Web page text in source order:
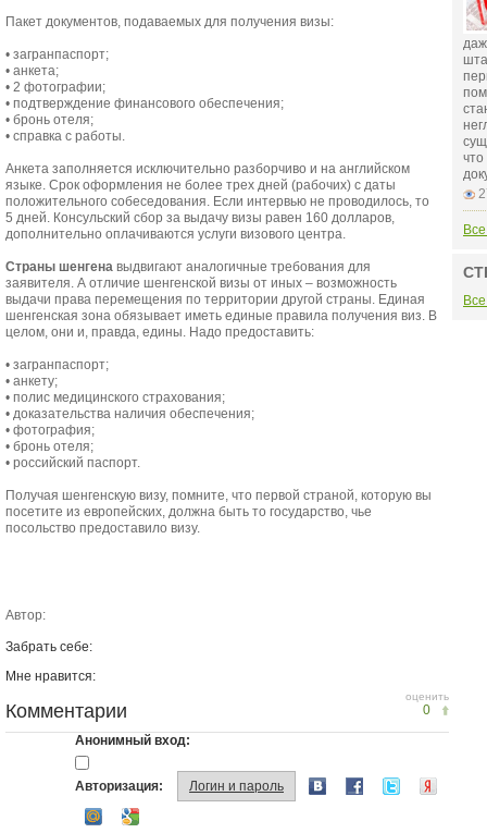
Пакет документов, подаваемых для получения визы:
• загранпаспорт;
• анкета;
• 2 фотографии;
• подтверждение финансового обеспечения;
• бронь отеля;
• справка с работы.
Анкета заполняется исключительно разборчиво и на английском
языке. Срок оформления не более трех дней (рабочих) с даты
положительного собеседования. Если интервью не проводилось, то
5 дней. Консульский сбор за выдачу визы равен 160 долларов,
дополнительно оплачиваются услуги визового центра.
Страны шенгена выдвигают аналогичные требования для
заявителя. А отличие шенгенской визы от иных – возможность
выдачи права перемещения по территории другой страны. Единая
шенгенская зона обязывает иметь единые правила получения виз. В
целом, они и, правда, едины. Надо предоставить:
• загранпаспорт;
• анкету;
• полис медицинского страхования;
• доказательства наличия обеспечения;
• фотография;
• бронь отеля;
• российский паспорт.
Получая шенгенскую визу, помните, что первой страной, которую вы
посетите из европейских, должна быть то государство, чье
посольство предоставило визу.
Автор:
Забрать себе:
Мне нравится:
оценить
0
Комментарии
Анонимный вход:
Авторизация: Логин и пароль